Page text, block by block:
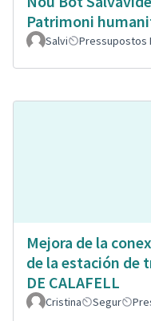
Patrimoni
Salvi Pressupostos
Mejora de la
de la estación de
DE CALAFELL
Cristina Segur